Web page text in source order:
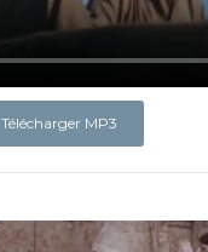
Télécharger MP3